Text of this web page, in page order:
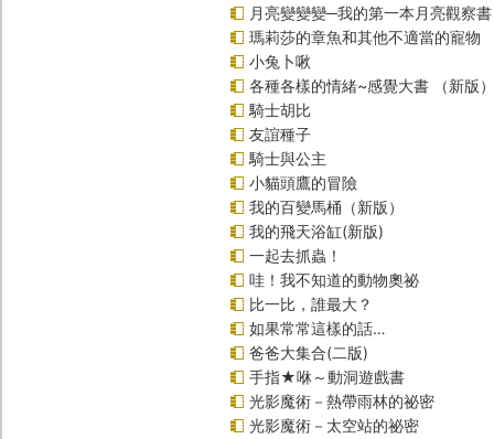
月亮變變變─我的第一本月亮觀察書
瑪莉莎的章魚和其他不適當的寵物
小兔卜啾
各種各樣的情緒~感覺大書 （新版）
騎士胡比
友誼種子
騎士與公主
小貓頭鷹的冒險
我的百變馬桶（新版）
我的飛天浴缸(新版)
一起去抓蟲！
哇！我不知道的動物奧祕
比一比，誰最大？
如果常常這樣的話…
爸爸大集合(二版)
手指★咻～動洞遊戲書
光影魔術－熱帶雨林的祕密
光影魔術－太空站的祕密